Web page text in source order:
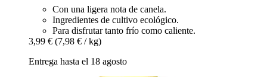
Con una ligera nota de canela.
Ingredientes de cultivo ecológico.
Para disfrutar tanto frío como caliente.
3,99 € (7,98 € / kg)
Entrega hasta el 18 agosto